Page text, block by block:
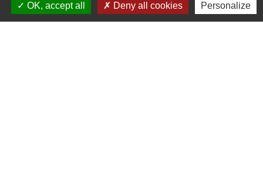
OK, accept all
Deny all cookies Personalize